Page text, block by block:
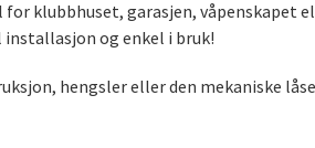
klubbhuset, garasjen, våpenskapet
og enkel i bruk!
hengsler eller den mekaniske